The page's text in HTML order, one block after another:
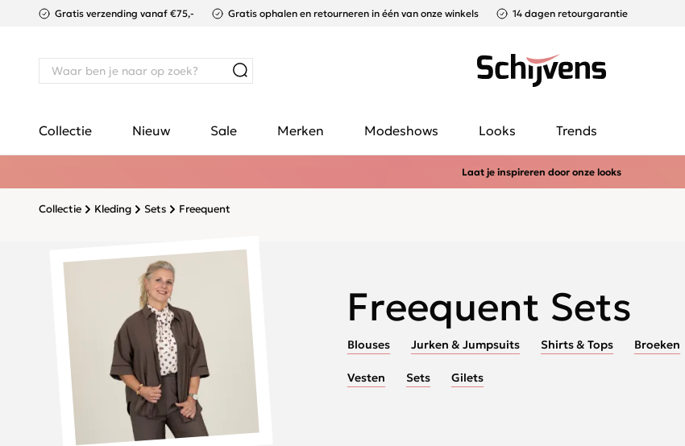
Gratis verzending vanaf €75,- Gratis ophalen en retourneren in één van onze winkels 14 dagen retourgarantie
Collectie Nieuw Sale Merken Modeshows Looks Trends
Laat je inspireren door onze looks
Collectie Kleding Sets Freequent
Freequent Sets
Blouses Jurken & Jumpsuits Shirts & Tops Broeken
Vesten Sets Gilets